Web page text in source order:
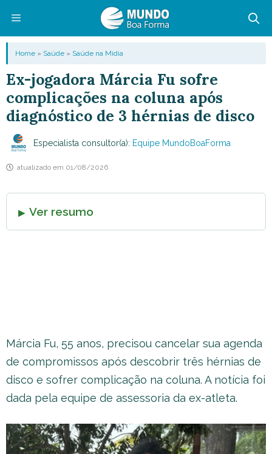
conteúdo
Menu
Home » Saúde » Saúde na Mídia
Ex-jogadora Márcia Fu sofre
complicações na coluna após
diagnóstico de 3 hérnias de disco
Especialista consultor(a): Equipe MundoBoaForma
atualizado em 01/08/2026
Ver resumo
Márcia Fu, 55 anos, precisou cancelar sua agenda
de compromissos após descobrir três hérnias de
disco e sofrer complicação na coluna. A notícia foi
dada pela equipe de assessoria da ex-atleta.